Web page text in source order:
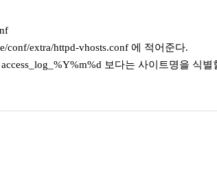
conf/extra/httpd-vhosts.conf 에 적어준다.
보다는 사이트명을 식